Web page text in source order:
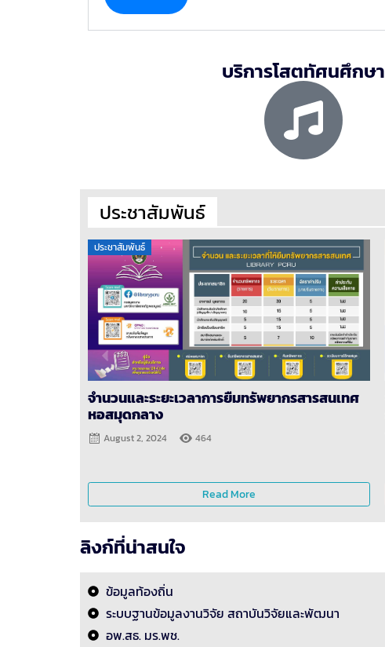
บริการโสตทัศนศึกษา
ประชาสัมพันธ์
ประชาสัมพันธ์
จำนวนและระยะเวลาการยืมทรัพยากรสารสนเทศ
หอสมุดกลาง
August 2, 2024 464
Read More
ลิงก์ที่น่าสนใจ
ข้อมูลท้องถิ่น
ระบบฐานข้อมูลงานวิจัย สถาบันวิจัยและพัฒนา
อพ.สธ. มร.พช.